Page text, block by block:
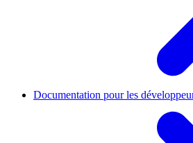
Documentation pour les